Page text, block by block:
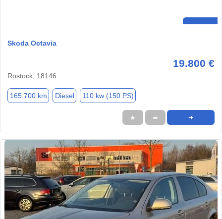
Skoda Octavia
19.800 €
Rostock, 18146
165.700 km Diesel 110 kw (150 PS)
★ ➦ ➜